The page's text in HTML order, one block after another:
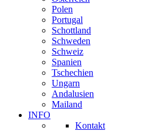
Polen
Portugal
Schottland
Schweden
Schweiz
Spanien
Tschechien
Ungarn
Andalusien
Mailand
INFO
Kontakt